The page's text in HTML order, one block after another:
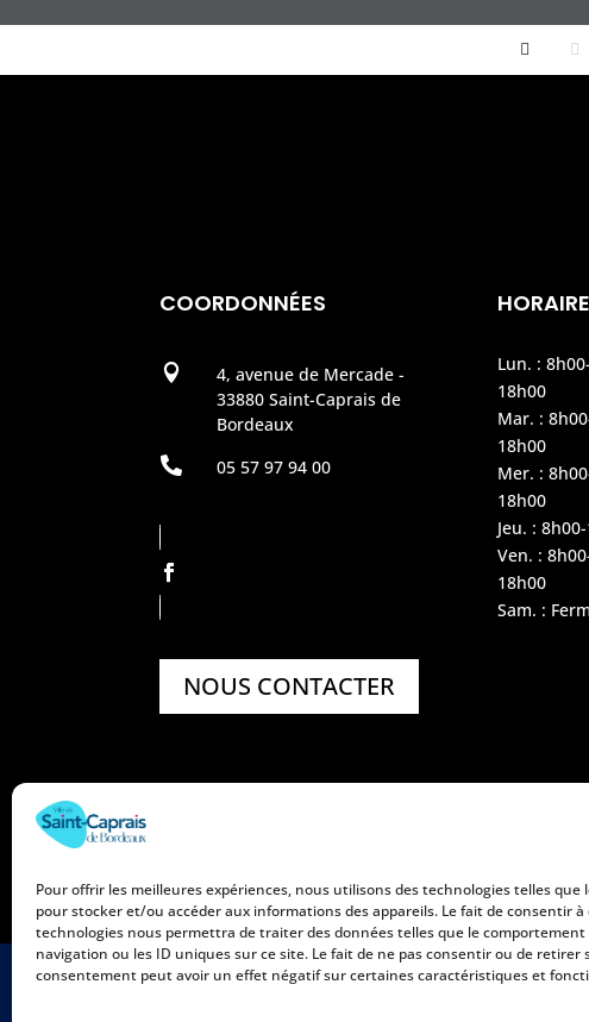
Pour offrir les meilleures expériences, nous utilisons des technologies telles que
pour stocker et/ou accéder aux informations des appareils. Le fait de consentir à
technologies nous permettra de traiter des données telles que le comportement
navigation ou les ID uniques sur ce site. Le fait de ne pas consentir ou de retirer
consentement peut avoir un effet négatif sur certaines caractéristiques et
COORDONNÉES

4, avenue de Mercade -
33880 Saint-Caprais de
Bordeaux
 05 57 97 94 00
NOUS CONTACTER
Lun. :
18h00
Mar. :
18h00
Mer. :
18h00
Jeu. :
Ven. :
18h00
Sam. :